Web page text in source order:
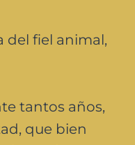
del fiel animal,
tantos años,
que bien